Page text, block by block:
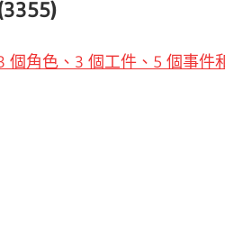
個角色、3 個工件、5 個事件